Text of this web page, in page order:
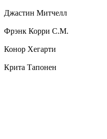
Джастин Митчелл
Фрэнк Корри С.М.
Конор Хегарти
Крита Тапонен